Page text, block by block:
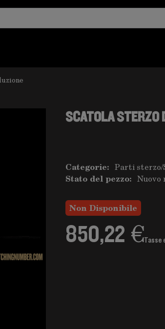
SCATOLA STERZO
Categorie: Parti sterzo/
Stato del pezzo:
Non Disponibile
850,22 €